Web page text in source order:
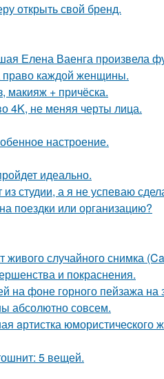
открыть свой бренд.
Елена Ваенга произвела
право каждой женщины.
макияж + причёска.
4K, не меняя черты лица.
настроение.
идеально.
студии, а я не успеваю
поездки или организацию?
случайного снимка
и покраснения.
фоне горного пейзажа на
абсолютно совсем.
aртистка юмористичеcкого
5 вещей.